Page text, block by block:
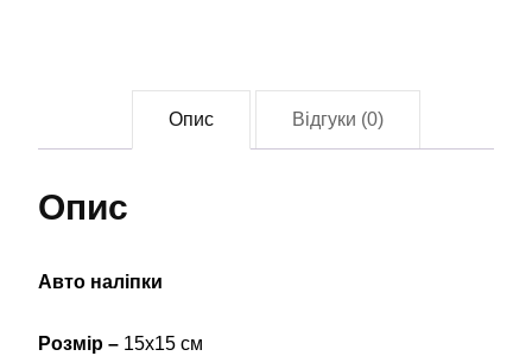
кількість
Опис Відгуки (0)
Опис
Авто наліпки
Розмір – 15х15 см